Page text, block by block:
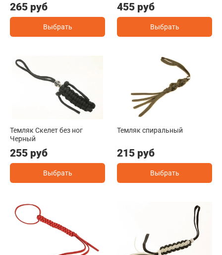
265 руб
Выбрать
455 руб
Выбрать
Темляк Скелет без ног
Черный
255 руб
Выбрать
Темляк спиральный
215 руб
Выбрать